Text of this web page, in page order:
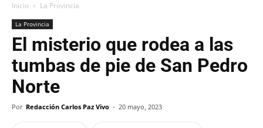
Inicio La Provincia
La Provincia
El misterio que rodea a las
tumbas de pie de San Pedro
Norte
Por Redacción Carlos Paz Vivo - 20 mayo, 2023